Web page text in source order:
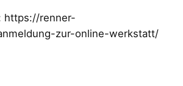
https://renner-
zur-online-werkstatt/